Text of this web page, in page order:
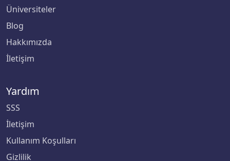
Üniversiteler
Blog
Hakkımızda
İletişim
Yardım
SSS
İletişim
Kullanım Koşulları
Gizlilik